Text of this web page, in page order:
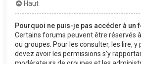
Haut
Pourquoi ne puis-je pas accéder à un
Certains forums peuvent être réservés
ou groupes. Pour les consulter, les lire, y
devez avoir les permissions s’y